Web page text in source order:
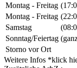
Montag - Freitag
Montag - Freitag
Samstag
Sonntag/Feiertag
Storno vor Ort
Weitere Infos *klick